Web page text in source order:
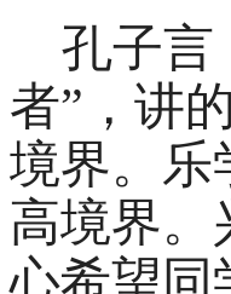
孔子言
者”，讲
境界。乐
高境界。
心希望同